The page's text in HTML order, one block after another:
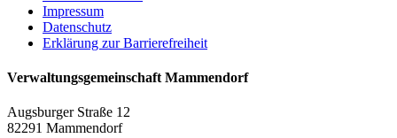
Impressum
Datenschutz
Erklärung zur Barrierefreiheit
Verwaltungsgemeinschaft Mammendorf
Augsburger Straße 12
82291 Mammendorf